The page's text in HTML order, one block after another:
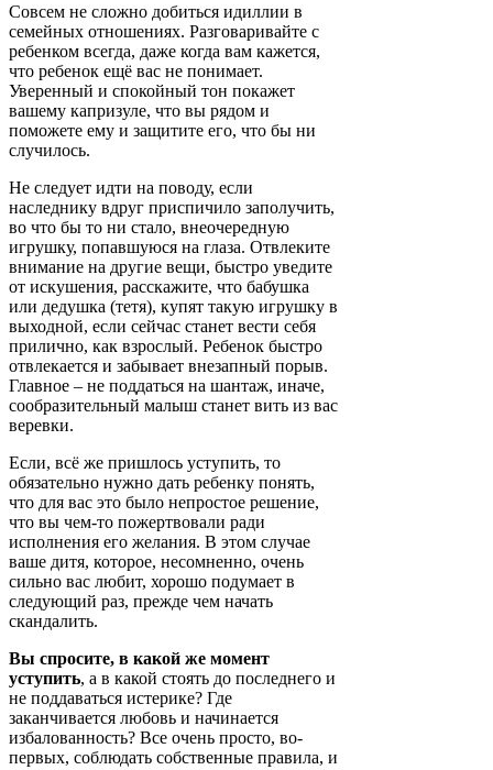
Совсем не сложно добиться идиллии в
семейных отношениях. Разговаривайте с
ребенком всегда, даже когда вам кажется,
что ребенок ещё вас не понимает.
Уверенный и спокойный тон покажет
вашему капризуле, что вы рядом и
поможете ему и защитите его, что бы ни
случилось.
Не следует идти на поводу, если
наследнику вдруг приспичило заполучить,
во что бы то ни стало, внеочередную
игрушку, попавшуюся на глаза. Отвлеките
внимание на другие вещи, быстро уведите
от искушения, расскажите, что бабушка
или дедушка (тетя), купят такую игрушку в
выходной, если сейчас станет вести себя
прилично, как взрослый. Ребенок быстро
отвлекается и забывает внезапный порыв.
Главное – не поддаться на шантаж, иначе,
сообразительный малыш станет вить из вас
веревки.
Если, всё же пришлось уступить, то
обязательно нужно дать ребенку понять,
что для вас это было непростое решение,
что вы чем-то пожертвовали ради
исполнения его желания. В этом случае
ваше дитя, которое, несомненно, очень
сильно вас любит, хорошо подумает в
следующий раз, прежде чем начать
скандалить.
Вы спросите, в какой же момент
уступить, а в какой стоять до последнего и
не поддаваться истерике? Где
заканчивается любовь и начинается
избалованность? Все очень просто, во-
первых, соблюдать собственные правила, и